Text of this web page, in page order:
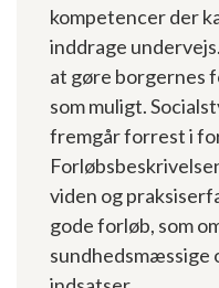
kompetencer der
inddrage
at gøre borgernes
som muligt.
fremgår forrest i
viden og
gode forløb, som
sundhedsmæssige